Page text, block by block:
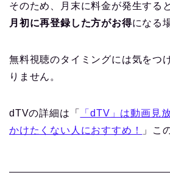
そのため、月末に料金が発生する
月初に再登録した方がお得になる
無料視聴のタイミングには気をつ
りません。
dTVの詳細は「
「dTV」は動画見
かけたくない人におすすめ！
」こ